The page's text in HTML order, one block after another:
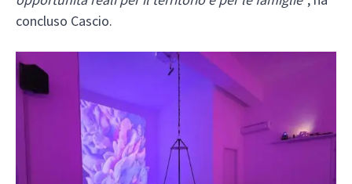
concluso Cascio.